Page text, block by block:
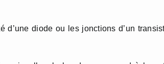
diode ou les jonctions d’un